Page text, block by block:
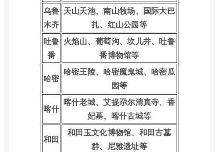
乌鲁
木齐
天山天池、南山牧场、国际大巴
扎、红山公园等
吐鲁
番
火焰山、葡萄沟、坎儿井、吐鲁
番博物馆等
哈密
哈密王陵、哈密魔鬼城、哈密瓜
园等
喀什
喀什老城、艾提尕尔清真寺、香
妃墓、喀什古城等
和田
和田玉文化博物馆、和田古墓
群、尼雅遗址等